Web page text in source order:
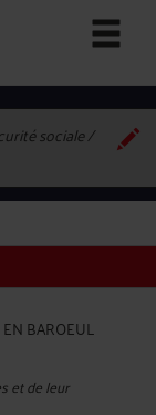
sociale /
BAROEUL
et de leur